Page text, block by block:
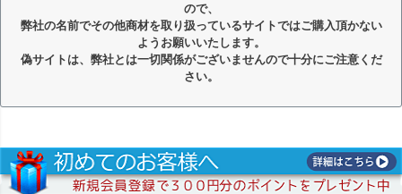
ので、
弊社の名前でその他商材を取り扱っているサイトではご購入頂かない
ようお願いいたします。
偽サイトは、弊社とは一切関係がございませんので十分にご注意くだ
さい。